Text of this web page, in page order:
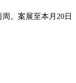
。案展至本月20日